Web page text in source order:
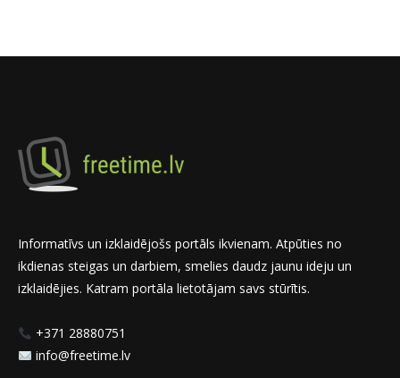
Informatīvs un izklaidējošs portāls ikvienam. Atpūties no
ikdienas steigas un darbiem, smelies daudz jaunu ideju un
izklaidējies. Katram portāla lietotājam savs stūrītis.
+371 28880751
info@freetime.lv